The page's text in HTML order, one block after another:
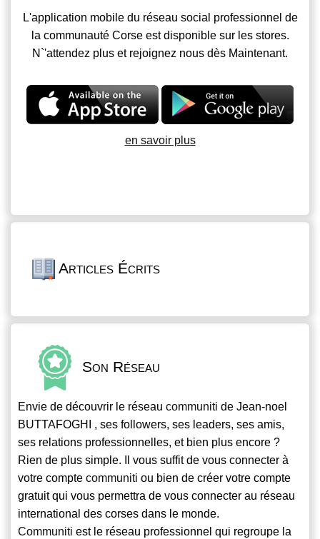
L'application mobile du réseau social professionnel de
la communauté Corse est disponible sur les stores.
N`'attendez plus et rejoignez nous dès Maintenant.
en savoir plus
Articles Écrits
Son Réseau
Envie de découvrir le réseau communiti de Jean-noel
BUTTAFOGHI , ses followers, ses leaders, ses amis,
ses relations professionnelles, et bien plus encore ?
Rien de plus simple. Il vous suffit de vous connecter à
votre compte communiti ou bien de créer votre compte
gratuit qui vous permettra de vous connecter au réseau
international des corses dans le monde.
Communiti est le réseau professionnel qui regroupe la